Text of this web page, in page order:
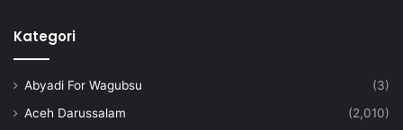
Kategori
Abyadi For Wagubsu
(3)
Aceh Darussalam
(2,010)